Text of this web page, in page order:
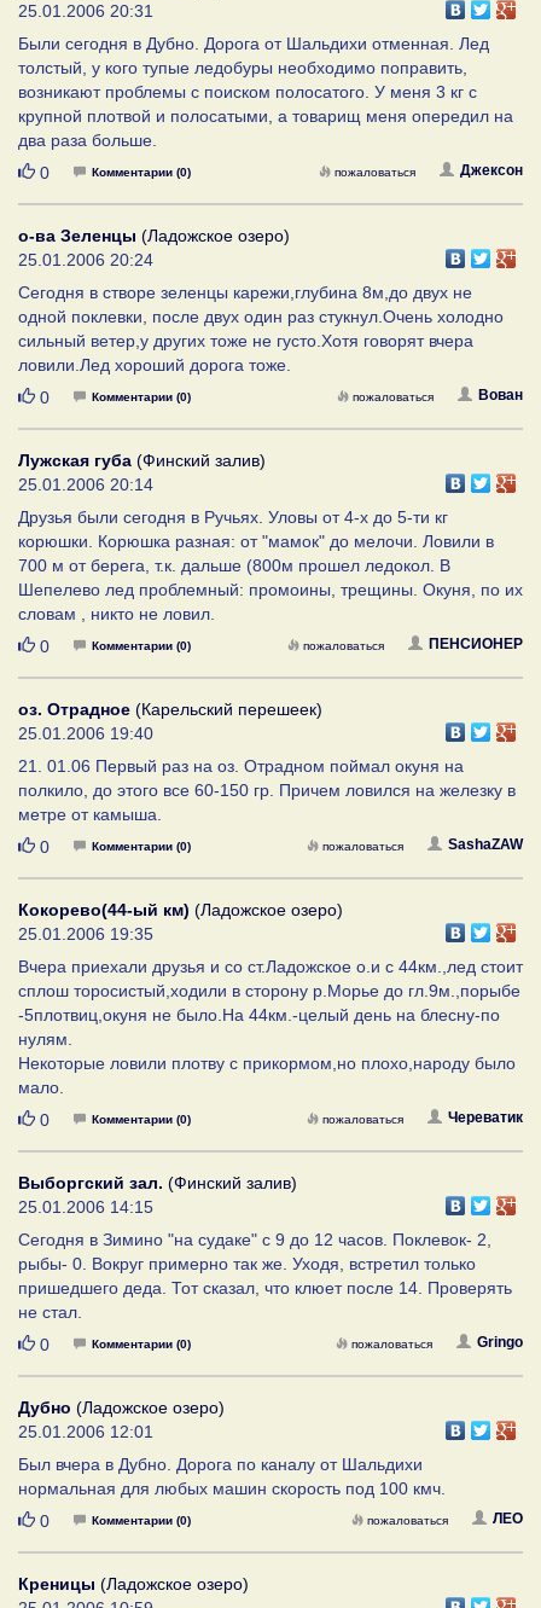
25.01.2006 20:31
Были сегодня в Дубно. Дорога от Шальдихи отменная. Лед
толстый, у кого тупые ледобуры необходимо поправить,
возникают проблемы с поиском полосатого. У меня 3 кг с
крупной плотвой и полосатыми, а товарищ меня опередил на
два раза больше.
Нравится
0 Комментарии (0) Джексон
пожаловаться
о-ва Зеленцы (Ладожское озеро)
25.01.2006 20:24
Сегодня в створе зеленцы карежи,глубина 8м,до двух не
одной поклевки, после двух один раз стукнул.Очень холодно
сильный ветер,у других тоже не густо.Хотя говорят вчера
ловили.Лед хороший дорога тоже.
Нравится
0 Комментарии (0) Вован
пожаловаться
Лужская губа (Финский залив)
25.01.2006 20:14
Друзья были сегодня в Ручьях. Уловы от 4-х до 5-ти кг
корюшки. Корюшка разная: от "мамок" до мелочи. Ловили в
700 м от берега, т.к. дальше (800м прошел ледокол. В
Шепелево лед проблемный: промоины, трещины. Окуня, по их
словам , никто не ловил.
Нравится
0 Комментарии (0) ПЕНСИОНЕР
пожаловаться
оз. Отрадное (Карельский перешеек)
25.01.2006 19:40
21. 01.06 Первый раз на оз. Отрадном поймал окуня на
полкило, до этого все 60-150 гр. Причем ловился на железку в
метре от камыша.
Нравится
0 Комментарии (0) SashaZAW
пожаловаться
Кокорево(44-ый км) (Ладожское озеро)
25.01.2006 19:35
Вчера приехали друзья и со ст.Ладожское о.и с 44км.,лед стоит
сплош торосистый,ходили в сторону р.Морье до гл.9м.,порыбе
-5плотвиц,окуня не было.На 44км.-целый день на блесну-по
нулям.
Некоторые ловили плотву с прикормом,но плохо,народу было
мало.
Нравится
0 Комментарии (0) Череватик
пожаловаться
Выборгский зал. (Финский залив)
25.01.2006 14:15
Сегодня в Зимино "на судаке" с 9 до 12 часов. Поклевок- 2,
рыбы- 0. Вокруг примерно так же. Уходя, встретил только
пришедшего деда. Тот сказал, что клюет после 14. Проверять
не стал.
Нравится
0 Комментарии (0) Gringo
пожаловаться
Дубно (Ладожское озеро)
25.01.2006 12:01
Был вчера в Дубно. Дорога по каналу от Шальдихи
нормальная для любых машин скорость под 100 кмч.
Нравится
0 Комментарии (0) ЛЕО
пожаловаться
Креницы (Ладожское озеро)